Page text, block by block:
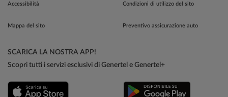
Accessibilità
Mappa del sito
Condizioni di utilizzo del sito
Preventivo assicurazione auto
SCARICA LA NOSTRA APP!
Scopri tutti i servizi esclusivi di Genertel e Genertel+